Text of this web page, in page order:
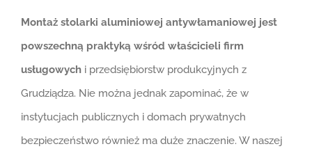
Montaż stolarki aluminiowej antywłamaniowej jest
powszechną praktyką wśród właścicieli firm
usługowychi przedsiębiorstw produkcyjnych z
Grudziądza. Nie można jednak zapominać, że w
instytucjach publicznych i domach prywatnych
bezpieczeństwo również ma duże znaczenie. W naszej